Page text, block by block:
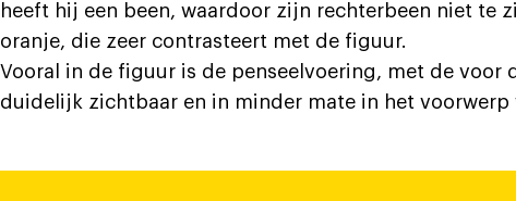
heeft hij een been, waardoor zijn rechterbeen niet te
oranje, die zeer contrasteert met de figuur.
Vooral in de figuur is de penseelvoering, met de voor
duidelijk zichtbaar en in minder mate in het voorwerp